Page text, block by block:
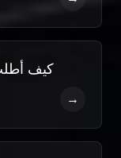
كيف
→